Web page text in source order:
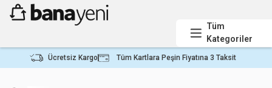
Tüm
Kategoriler
Ücretsiz Kargo Tüm Kartlara Peşin Fiyatına 3 Taksit